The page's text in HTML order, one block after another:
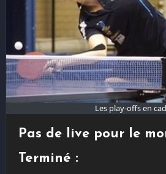
Les play-offs en
Pas de live pour le
Terminé :